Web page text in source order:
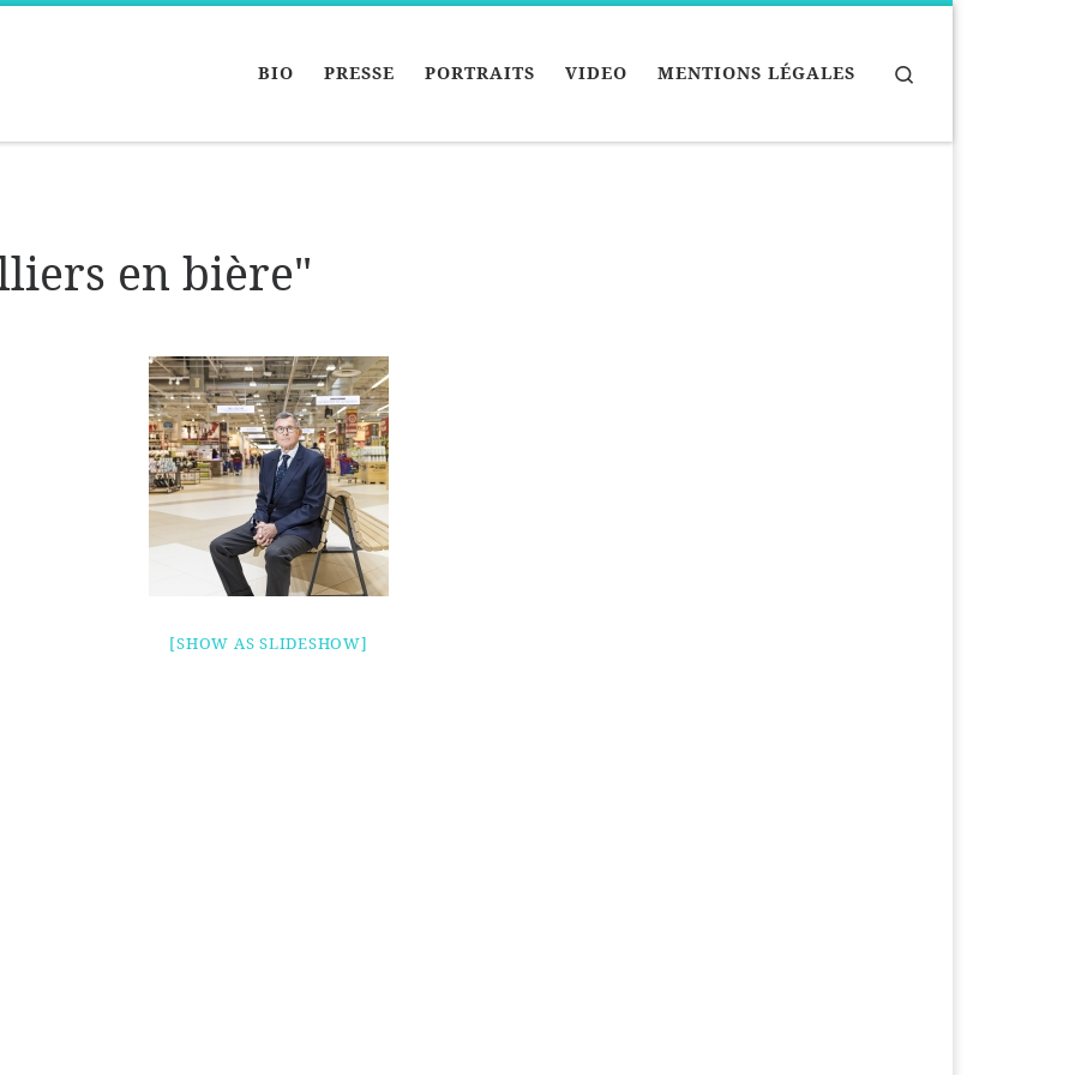
BIO PRESSE PORTRAITS VIDEO MENTIONS LÉGALES
en bière"
[SHOW AS SLIDESHOW]